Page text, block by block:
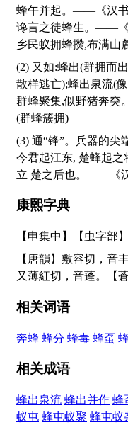
蜂午并起。——《汉书
谗言之徒蜂生。——《
乡民蚁拥蜂攒,布满
(2) 又如:蜂出(群拥而出);蜂至(群集而至);蜂溃(像蜂群四处飞
散样逃亡);蜂出泉流(
群蜂聚集,似野猪奔突
(群蜂簇拥)
(3) 通“锋”。兵器的
今君起江东, 楚蜂起之
立 楚之后也。——《汉
康熙字典
【申集中】【虫字
【唐韻】敷容切，音丰。與蠭同。【集韻】蠭通作蜂。
又薄紅切，音蓬。【
相关词语
奔蜂 蜂分 蜂毒 蜂虿
相关成语
蜂出泉流 蜂出并作 蜂
蚁屯 蜂屯蚁聚 蜂屯蚁